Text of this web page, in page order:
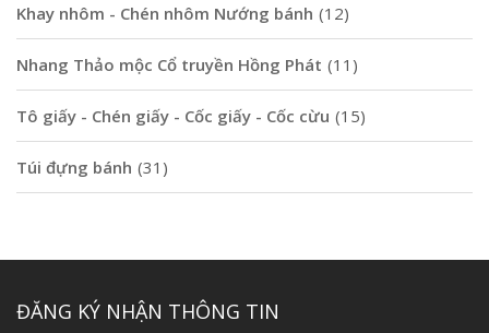
Khay nhôm - Chén nhôm Nướng bánh (12)
Nhang Thảo mộc Cổ truyền Hồng Phát (11)
Tô giấy - Chén giấy - Cốc giấy - Cốc cừu (15)
Túi đựng bánh (31)
ĐĂNG KÝ NHẬN THÔNG TIN